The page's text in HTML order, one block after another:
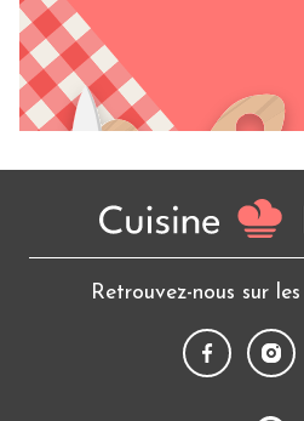
Retrouvez-nous sur